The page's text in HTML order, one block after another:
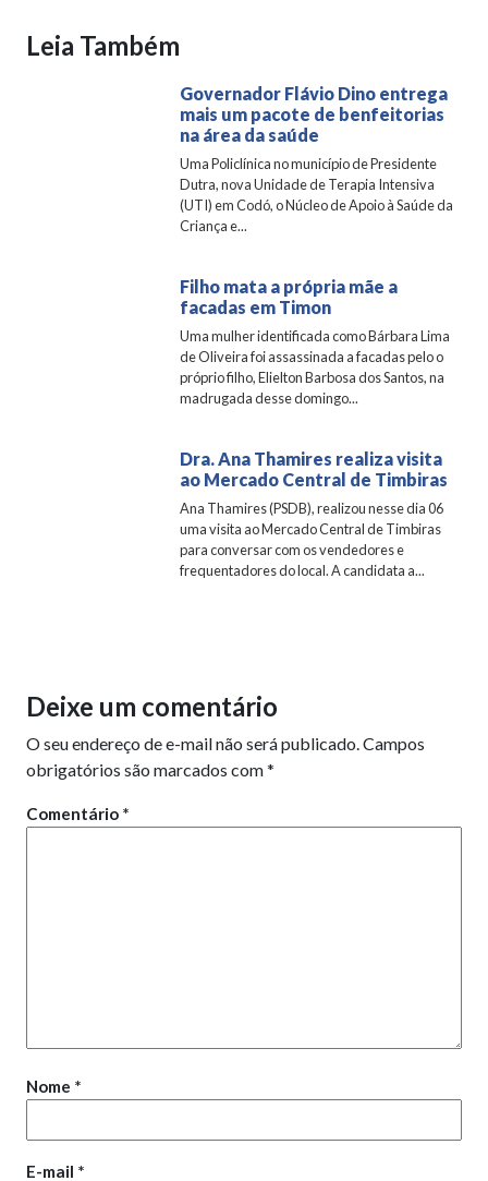
Leia Também
Governador Flávio Dino entrega
mais um pacote de benfeitorias
na área da saúde
Uma Policlínica no município de Presidente
Dutra, nova Unidade de Terapia Intensiva
(UTI) em Codó, o Núcleo de Apoio à Saúde da
Criança e...
Filho mata a própria mãe a
facadas em Timon
Uma mulher identificada como Bárbara Lima
de Oliveira foi assassinada a facadas pelo o
próprio filho, Elielton Barbosa dos Santos, na
madrugada desse domingo...
Dra. Ana Thamires realiza visita
ao Mercado Central de Timbiras
Ana Thamires (PSDB), realizou nesse dia 06
uma visita ao Mercado Central de Timbiras
para conversar com os vendedores e
frequentadores do local. A candidata a...
Deixe um comentário
O seu endereço de e-mail não será publicado.Campos
obrigatórios são marcados com*
Comentário *
Nome *
E-mail *